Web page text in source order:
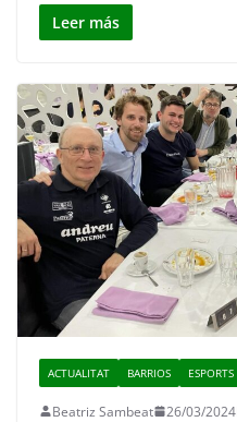
Leer más
ACTUALITAT BARRIOS ESPORTS
Beatriz Sambeat 26/03/2024